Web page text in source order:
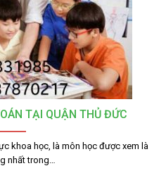
TẠI QUẬN THỦ ĐỨC
khoa học, là môn học được xem là
nhất trong…